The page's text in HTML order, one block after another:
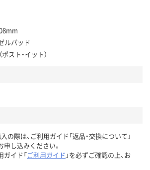
ルパッド
スト・イット）
の際は、ご利用ガイド「返品・交換について」
申し込みください。
ガイド「ご利用ガイド 」を必ずご確認の上、お